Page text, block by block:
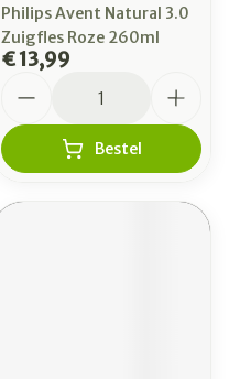
Philips Avent Natural 3.0
Zuigfles Roze 260ml
€ 13,99
Bestel